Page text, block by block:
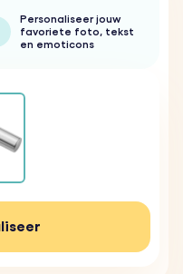
Personaliseer jouw
favoriete foto, tekst
en emoticons